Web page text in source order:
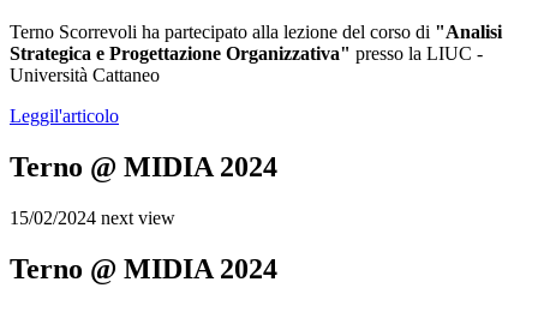
Terno Scorrevoli ha partecipato alla lezione del corso di "Analisi
Strategica e Progettazione Organizzativa" presso la LIUC -
Università Cattaneo
Leggil'articolo
Terno @ MIDIA 2024
15/02/2024 next view
Terno @ MIDIA 2024